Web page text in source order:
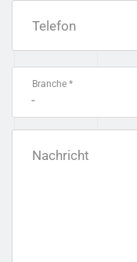
Telefon
Branche *
-
Nachricht